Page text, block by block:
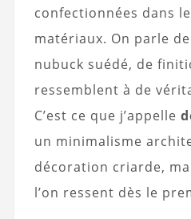
confectionnées dans
matériaux. On parle
nubuck suédé, de
ressemblent à de
C’est ce que j’appelle
un minimalisme
décoration criarde,
l’on ressent dès le